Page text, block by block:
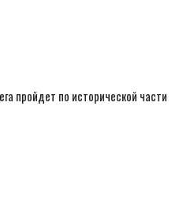
пройдет по исторической части